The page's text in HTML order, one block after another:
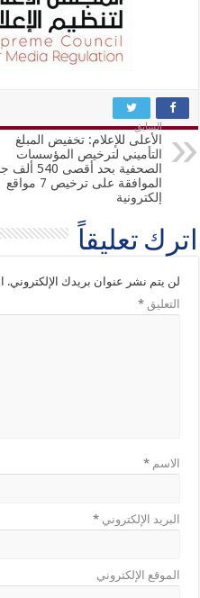
السابق
الأعلى للإعلام: تخفيض المبلغ
التأميني لترخيص المؤسسات
الصحفية بحد أقصى
الموافقة على ترخيص 7 مواقع
إلكترونية
اترك تعليقاً
لن يتم نشر عنوان بريدك الإلكتروني.
التعليق*
الاسم*
البريد الإلكتروني*
الموقع الإلكتروني